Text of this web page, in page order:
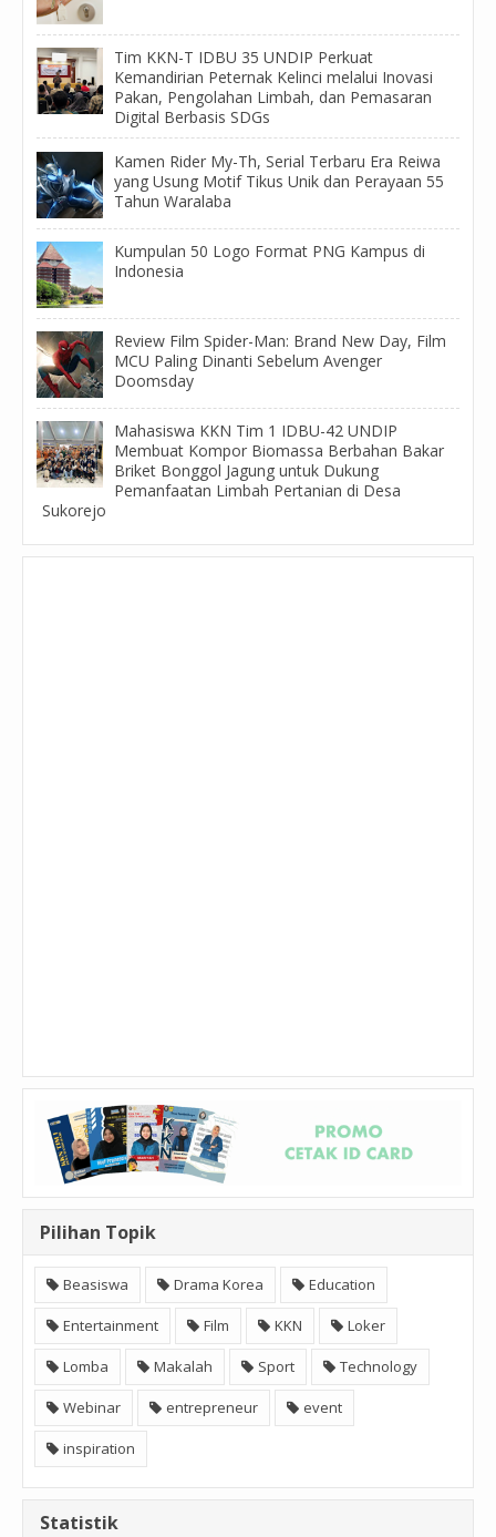
Tim KKN-T IDBU 35 UNDIP Perkuat
Kemandirian Peternak Kelinci melalui Inovasi
Pakan, Pengolahan Limbah, dan Pemasaran
Digital Berbasis SDGs
Kamen Rider My-Th, Serial Terbaru Era Reiwa
yang Usung Motif Tikus Unik dan Perayaan 55
Tahun Waralaba
Kumpulan 50 Logo Format PNG Kampus di
Indonesia
Review Film Spider-Man: Brand New Day, Film
MCU Paling Dinanti Sebelum Avenger
Doomsday
Mahasiswa KKN Tim 1 IDBU-42 UNDIP
Membuat Kompor Biomassa Berbahan Bakar
Briket Bonggol Jagung untuk Dukung
Pemanfaatan Limbah Pertanian di Desa
Sukorejo
Pilihan Topik
Beasiswa Drama Korea Education
Entertainment Film KKN Loker
Lomba Makalah Sport Technology
Webinar entrepreneur event
inspiration
Statistik